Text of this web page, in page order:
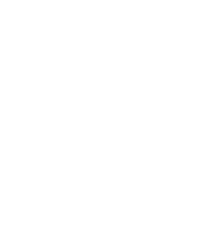
bei uns auf seine neue Familie. Da uns
geboren und hat […]
dem kleinen Mann. Er bekam alle